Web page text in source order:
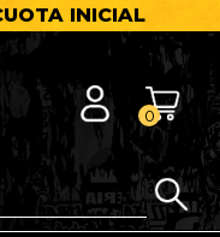
INICIAL
0